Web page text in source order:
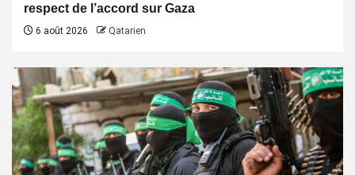
respect de l’accord sur Gaza
6 août 2026 Qatarien